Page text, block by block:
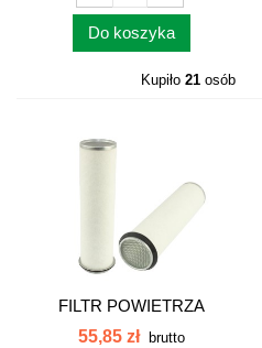
Do koszyka
Kupiło 21 osób
FILTR POWIETRZA
WEWNĘTRZNY ZETOR...
55,85 zł
brutto